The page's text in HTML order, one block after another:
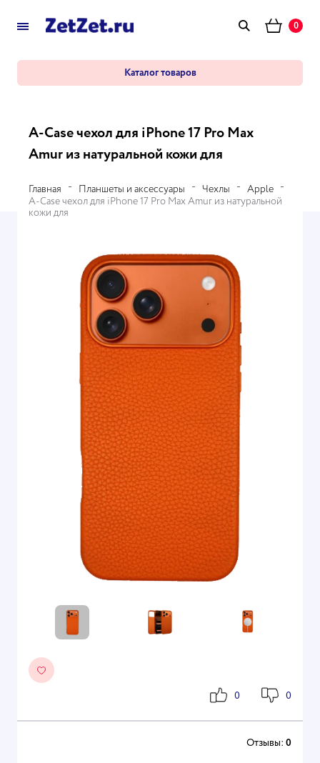
0
Каталог товаров
A-Case чехол для iPhone 17 Pro Max
Amur из натуральной кожи для
Главная Планшеты и аксессуары Чехлы
Apple
A-Case чехол для iPhone 17 Pro Max Amur из натуральной
кожи для
0 0
Отзывы: 0